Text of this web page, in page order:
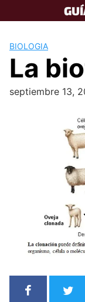
to
BIOLOGIA
La
septiembre 13,